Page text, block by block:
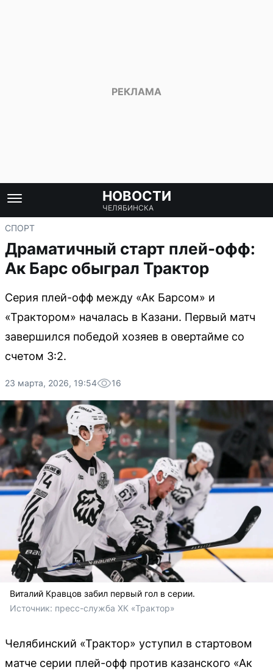
НОВОСТИ
ЧЕЛЯБИНСКА
СПОРТ
Драматичный старт плей-офф:
Ак Барс обыграл Трактор
Серия плей-офф между «Ак Барсом» и
«Трактором» началась в Казани. Первый матч
завершился победой хозяев в овертайме со
счетом 3:2.
23 марта, 2026, 19:54 16
Виталий Кравцов забил первый гол в серии.
Источник: пресс-служба ХК «Трактор»
Челябинский «Трактор» уступил в стартовом
матче серии плей-офф против казанского «Ак